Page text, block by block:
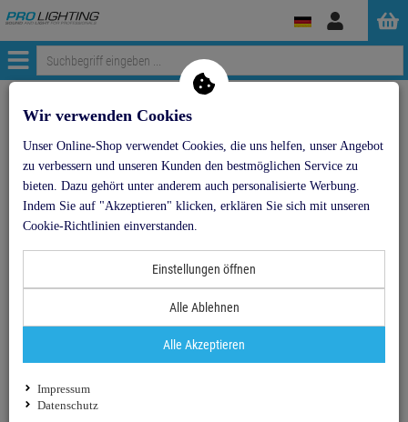
Anmelden
Menü
Weiter einkaufen ProLighting
DECO-TRUSS Traverse 2000mm ST2000 silber
- 20 %
DECO-TRUSS Traverse 2000mm ST2000 silber
Artikel-Nummer:60112054
/ Monat
75,90 €
inkl. MwSt. zzgl Versand - Frachtfrei in DE ab
1'000€
Wir verwenden Cookies
Unser Online-Shop verwendet Cookies, die uns helfen, unser Angebot
zu verbessern und unseren Kunden den bestmöglichen Service zu
bieten. Dazu gehört unter anderem auch personalisierte Werbung.
Indem Sie auf "Akzeptieren" klicken, erklären Sie sich mit unseren
Cookie-Richtlinien einverstanden.
Einstellungen öffnen
Alle Ablehnen
Alle Akzeptieren
Impressum
Datenschutz